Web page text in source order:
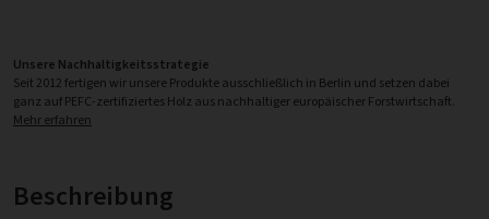
Unsere Nachhaltigkeitsstrategie
Seit 2012 fertigen wir unsere Produkte ausschließlich in Berlin und setzen dabei
ganz auf PEFC-zertifiziertes Holz aus nachhaltiger europäischer Forstwirtschaft.
Mehr erfahren
Beschreibung